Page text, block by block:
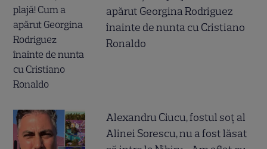
apărut Georgina Rodriguez
înainte de nunta cu Cristiano
Ronaldo
Alexandru Ciucu, fostul soț al
Alinei Sorescu, nu a fost lăsat